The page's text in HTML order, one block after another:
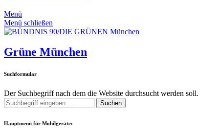
Menü
Menü schließen
Grüne München
Suchformular
Der Suchbegriff nach dem die Website durchsucht werden soll.
Suchen
Hauptmenü für Mobilgeräte: